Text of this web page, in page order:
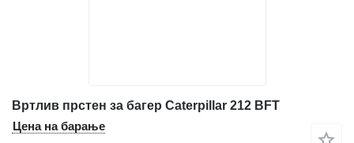
Вртлив прстен за багер Caterpillar 212 BFT
Цена на барање